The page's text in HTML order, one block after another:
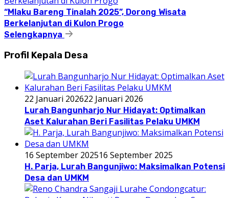
“Mlaku Bareng Tinalah 2025”, Dorong Wisata
Berkelanjutan di Kulon Progo
Selengkapnya
Profil Kepala Desa
22 Januari 202622 Januari 2026
Lurah Bangunharjo Nur Hidayat: Optimalkan
Aset Kalurahan Beri Fasilitas Pelaku UMKM
16 September 202516 September 2025
H. Parja, Lurah Bangunjiwo: Maksimalkan Potensi
Desa dan UMKM